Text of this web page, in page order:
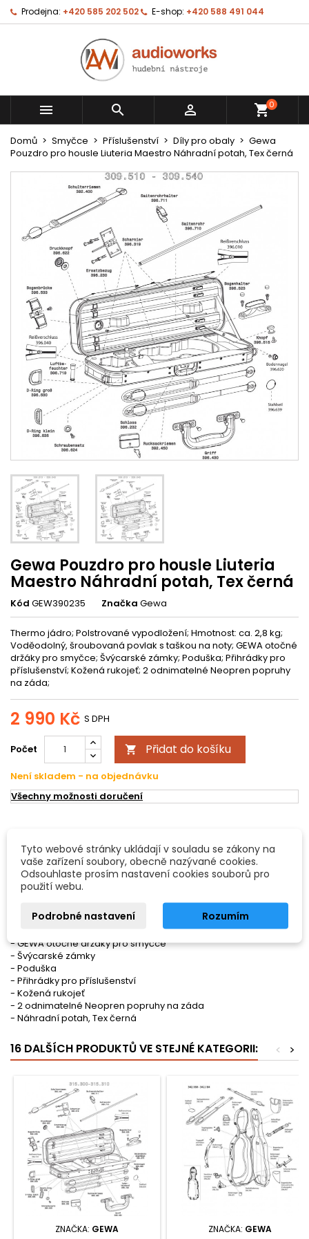
Prodejna: +420 585 202 502 E-shop: +420 588 491 044
   shopping_cart0
Domů Smyčce Příslušenství Díly pro obaly
Gewa
Pouzdro pro housle Liuteria Maestro Náhradní potah, Tex černá
Gewa Pouzdro pro housle Liuteria
Maestro Náhradní potah, Tex černá
Kód GEW390235 Značka Gewa
Thermo jádro; Polstrované vypodložení; Hmotnost: ca. 2,8 kg;
Voděodolný, šroubovaná povlak s taškou na noty; GEWA otočné
držáky pro smyčce; Švýcarské zámky; Poduška; Přihrádky pro
příslušenství; Kožená rukojeť; 2 odnimatelné Neopren popruhy
na záda;
2 990 Kč S DPH
Počet  Přidat do košíku
Není skladem - na objednávku
Všechny možnosti doručení
Pouzdro pro housle Liuteria Maestro
Thermo jádro
- Hmotnost: ca. 2,8 kg
- Voděodolný, šroubovaná povlak s taškou na noty
- GEWA otočné držáky pro smyčce
- Švýcarské zámky
- Poduška
- Přihrádky pro příslušenství
- Kožená rukojeť
- 2 odnimatelné Neopren popruhy na záda
- Náhradní potah, Tex černá
16 DALŠÍCH PRODUKTŮ VE STEJNÉ KATEGORII: >
<
ZNAČKA: GEWA ZNAČKA: GEWA
Tyto webové stránky ukládají v souladu se zákony na
vaše zařízení soubory, obecně nazývané cookies.
Odsouhlaste prosím nastavení cookies souborů pro
použití webu.
Podrobné nastavení Rozumím